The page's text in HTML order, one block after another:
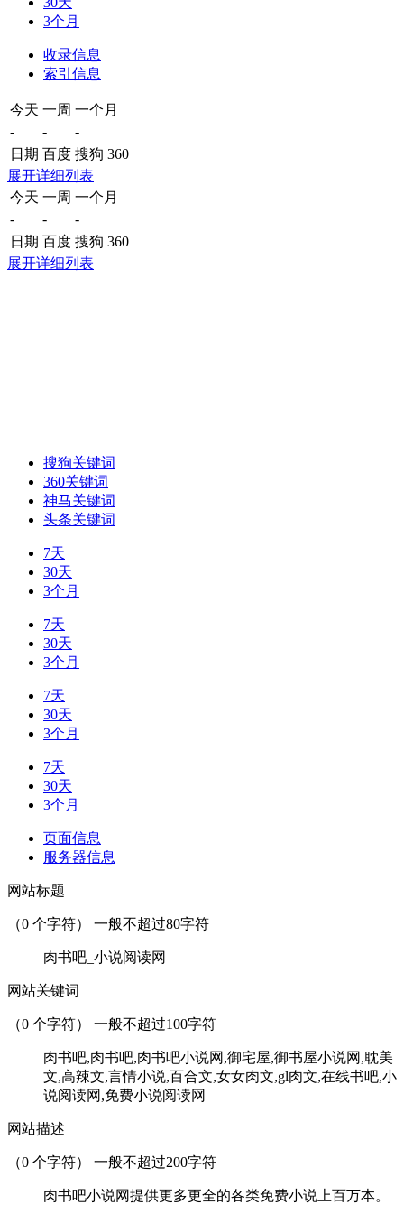
3个月
收录信息
索引信息
今天 一周 一个月
-
-
-
日期 百度 搜狗 360
展开详细列表
今天 一周 一个月
-
-
-
日期 百度 搜狗 360
展开详细列表
搜狗关键词
360关键词
神马关键词
头条关键词
7天
30天
3个月
7天
30天
3个月
7天
30天
3个月
7天
30天
3个月
页面信息
服务器信息
网站标题
（0 个字符） 一般不超过80字符
肉书吧_小说阅读网
网站关键词
（0 个字符） 一般不超过100字符
肉书吧,肉书吧,肉书吧小说网,御宅屋,御书屋小说网,耽美
文,高辣文,言情小说,百合文,女女肉文,gl肉文,在线书吧,小
说阅读网,免费小说阅读网
网站描述
（0 个字符） 一般不超过200字符
肉书吧小说网提供更多更全的各类免费小说上百万本。